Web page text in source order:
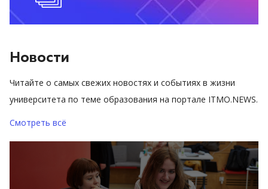
Новости
Читайте о самых свежих новостях и событиях в жизни
университета по теме образования на портале ITMO.NEWS.
Смотреть всё